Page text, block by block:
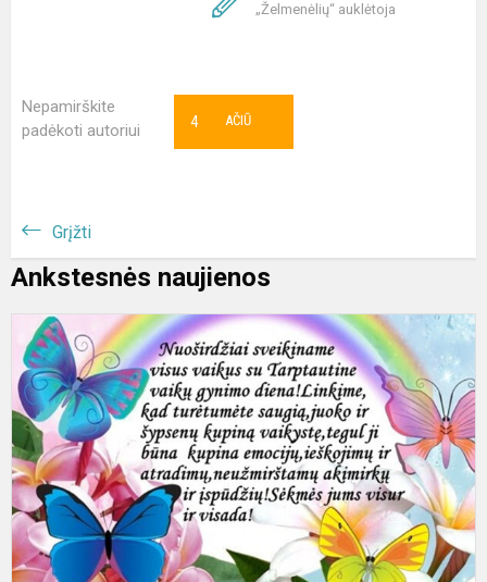
„Želmenėlių“ auklėtoja
Nepamirškite
padėkoti autoriui
AČIŪ
4
Grįžti
Ankstesnės naujienos